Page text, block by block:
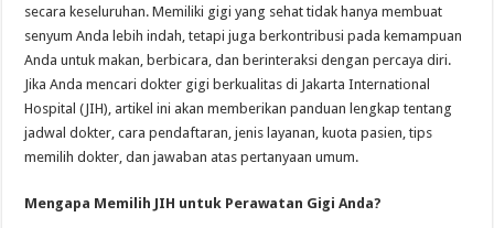
secara keseluruhan. Memiliki gigi yang sehat tidak hanya membuat
senyum Anda lebih indah, tetapi juga berkontribusi pada kemampuan
Anda untuk makan, berbicara, dan berinteraksi dengan percaya diri.
Jika Anda mencari dokter gigi berkualitas di Jakarta International
Hospital (JIH), artikel ini akan memberikan panduan lengkap tentang
jadwal dokter, cara pendaftaran, jenis layanan, kuota pasien, tips
memilih dokter, dan jawaban atas pertanyaan umum.
Mengapa Memilih JIH untuk Perawatan Gigi Anda?